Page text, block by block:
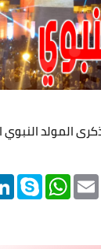
المولد
LinkedInSkype